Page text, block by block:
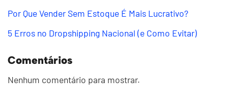
Por Que Vender Sem Estoque É Mais Lucrativo?
5 Erros no Dropshipping Nacional (e Como Evitar)
Comentários
Nenhum comentário para mostrar.